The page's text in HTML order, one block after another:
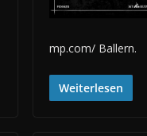
mp.com/ Ballern.
Weiterlesen